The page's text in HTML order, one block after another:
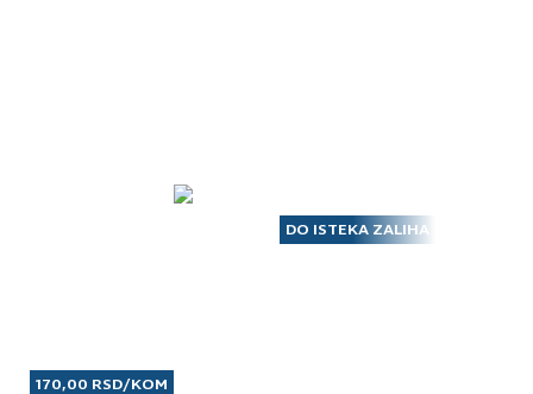
170,00 RSD/KOM
DO ISTEKA ZALIHA